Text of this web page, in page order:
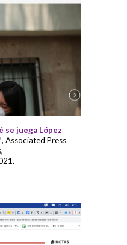
se juega López
, Associated Press